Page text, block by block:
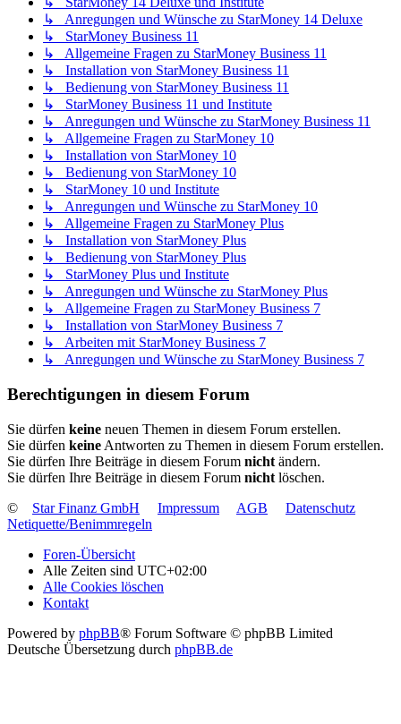
↳ Anregungen und Wünsche zu StarMoney 14 Deluxe
↳ StarMoney Business 11
↳ Allgemeine Fragen zu StarMoney Business 11
↳ Installation von StarMoney Business 11
↳ Bedienung von StarMoney Business 11
↳ StarMoney Business 11 und Institute
↳ Anregungen und Wünsche zu StarMoney Business 11
↳ Allgemeine Fragen zu StarMoney 10
↳ Installation von StarMoney 10
↳ Bedienung von StarMoney 10
↳ StarMoney 10 und Institute
↳ Anregungen und Wünsche zu StarMoney 10
↳ Allgemeine Fragen zu StarMoney Plus
↳ Installation von StarMoney Plus
↳ Bedienung von StarMoney Plus
↳ StarMoney Plus und Institute
↳ Anregungen und Wünsche zu StarMoney Plus
↳ Allgemeine Fragen zu StarMoney Business 7
↳ Installation von StarMoney Business 7
↳ Arbeiten mit StarMoney Business 7
↳ Anregungen und Wünsche zu StarMoney Business 7
Berechtigungen in diesem Forum
Sie dürfen keine neuen Themen in diesem Forum erstellen.
Sie dürfen keine Antworten zu Themen in diesem Forum erstellen.
Sie dürfen Ihre Beiträge in diesem Forum nicht ändern.
Sie dürfen Ihre Beiträge in diesem Forum nicht löschen.
©
Star Finanz GmbH Impressum AGB
Datenschutz
Netiquette/Benimmregeln
Foren-Übersicht
Alle Zeiten sind UTC+02:00
Alle Cookies löschen
Kontakt
Powered by phpBB® Forum Software © phpBB Limited
Deutsche Übersetzung durch phpBB.de